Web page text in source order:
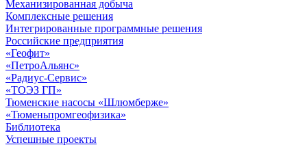
Механизированная добыча
Комплексные решения
Интегрированные программные решения
Российские предприятия
«Геофит»
«ПетроАльянс»
«Радиус-Сервис»
«ТОЭЗ ГП»
Тюменские насосы «Шлюмберже»
«Тюменьпромгеофизика»
Библиотека
Успешные проекты